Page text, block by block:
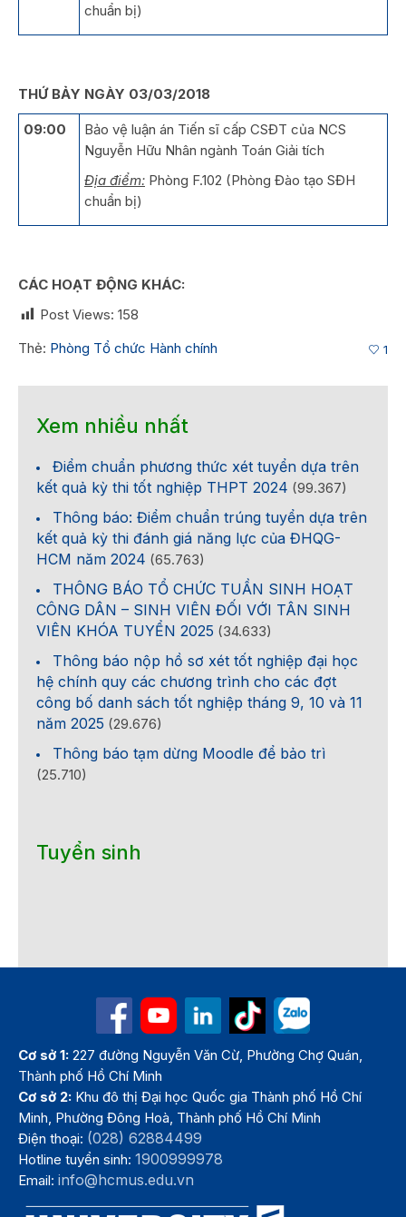
chuẩn bị)
THỨ BẢY NGÀY 03/03/2018
09:00
Bảo vệ luận án Tiến sĩ cấp CSĐT của NCS
Nguyễn Hữu Nhân ngành Toán Giải tích
Địa điểm: Phòng F.102 (Phòng Đào tạo SĐH
chuẩn bị)
CÁC HOẠT ĐỘNG KHÁC:
Post Views: 158
Thẻ: Phòng Tổ chức Hành chính 1
Xem nhiều nhất
Điểm chuẩn phương thức xét tuyển dựa trên
kết quả kỳ thi tốt nghiệp THPT 2024 (99.367)
Thông báo: Điểm chuẩn trúng tuyển dựa trên
kết quả kỳ thi đánh giá năng lực của ĐHQG-
HCM năm 2024 (65.763)
THÔNG BÁO TỔ CHỨC TUẦN SINH HOẠT
CÔNG DÂN – SINH VIÊN ĐỐI VỚI TÂN SINH
VIÊN KHÓA TUYỂN 2025 (34.633)
Thông báo nộp hồ sơ xét tốt nghiệp đại học
hệ chính quy các chương trình cho các đợt
công bố danh sách tốt nghiệp tháng 9, 10 và 11
năm 2025 (29.676)
Thông báo tạm dừng Moodle để bảo trì
(25.710)
Tuyển sinh
Cơ sở 1: 227 đường Nguyễn Văn Cừ, Phường Chợ Quán,
Thành phố Hồ Chí Minh
Cơ sở 2: Khu đô thị Đại học Quốc gia Thành phố Hồ Chí
Minh, Phường Đông Hoà, Thành phố Hồ Chí Minh
Điện thoại: (028) 62884499
Hotline tuyển sinh:1900999978
Email:info@hcmus.edu.vn